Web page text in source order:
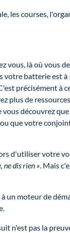
les courses,
vous, là où vous
votre batterie est à
précisément à
plus de ressources
découvrez
que votre
d'utiliser votre
ne dis rien ». Mais
un moteur de
n'est pas la